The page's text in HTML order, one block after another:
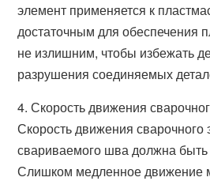
элемент применяется к
достаточным для обеспечения
не излишним, чтобы избежать
разрушения соединяемых
4. Скорость движения
Скорость движения сварочного
свариваемого шва должна
Слишком медленное движение